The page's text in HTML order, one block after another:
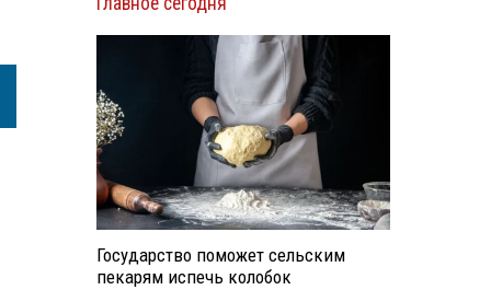
Государство поможет сельским
пекарям испечь колобок